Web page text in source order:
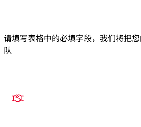
请填写表格中的必填字段，我们将把
队